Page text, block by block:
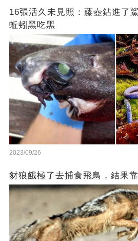
16張活久未見照：藤壺鉆進了
蚯蚓黑吃黑
2023/09/26
豺狼餓極了去捕食飛鳥，結果